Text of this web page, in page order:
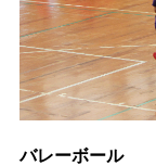
バレーボール